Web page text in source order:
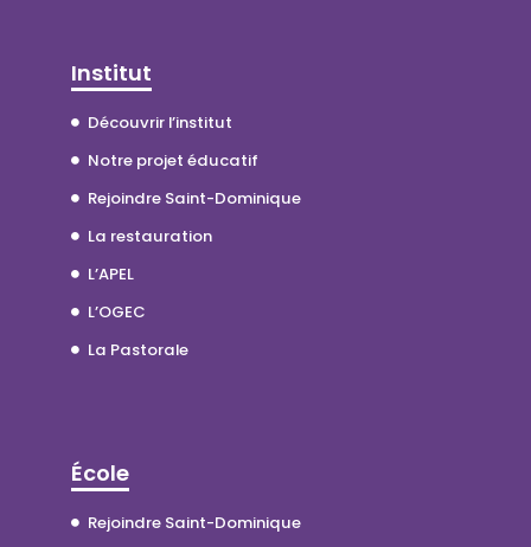
Institut
Découvrir l’institut
Notre projet éducatif
Rejoindre Saint-Dominique
La restauration
L’APEL
L’OGEC
La Pastorale
École
Rejoindre Saint-Dominique